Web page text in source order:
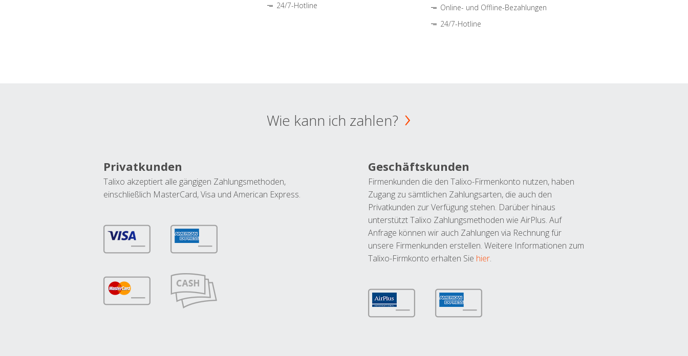
24/7-Hotline
Online- und Offline-Bezahlungen
24/7-Hotline
Wie kann ich zahlen?
Privatkunden
Talixo akzeptiert alle gängigen Zahlungsmethoden,
einschließlich MasterCard, Visa und American Express.
Geschäftskunden
Firmenkunden die den Talixo-Firmenkonto nutzen, haben
Zugang zu sämtlichen Zahlungsarten, die auch den
Privatkunden zur Verfügung stehen. Darüber hinaus
unterstützt Talixo Zahlungsmethoden wie AirPlus. Auf
Anfrage können wir auch Zahlungen via Rechnung für
unsere Firmenkunden erstellen. Weitere Informationen zum
Talixo-Firmkonto erhalten Sie hier.